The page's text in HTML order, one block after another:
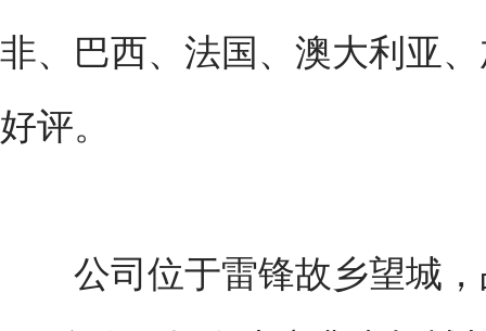
非、巴西、法国、澳大利亚
好评。
公司位于雷锋故乡望城，